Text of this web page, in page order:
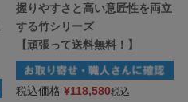
握りやすさと高い意匠性を両立
する竹シリーズ
【頑張って送料無料！】
税込価格 ¥118,580税込